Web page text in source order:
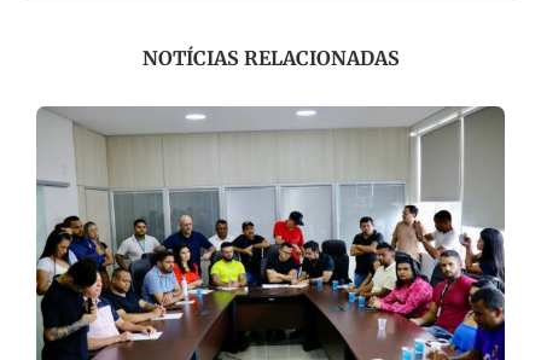
NOTÍCIAS RELACIONADAS